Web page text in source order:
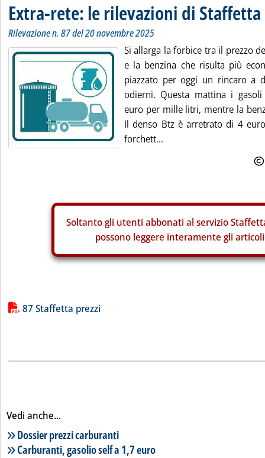
Extra-rete: le rilevazioni di Staffetta
Rilevazione n. 87 del 20 novembre 2025
Si allarga la forbice tra il prezzo
e la benzina che risulta più
piazzato per oggi un rincaro a
odierni. Questa mattina i
euro per mille litri, mentre la
Il denso Btz è arretrato di 4
forchett...
Soltanto gli utenti abbonati al servizio
possono leggere interamente gli
Lista allegati PDF alla notizia
87 Staffetta prezzi
Vedi anche...
Lista notizie correlate
Dossier prezzi carburanti
Carburanti, gasolio self a 1,7 euro